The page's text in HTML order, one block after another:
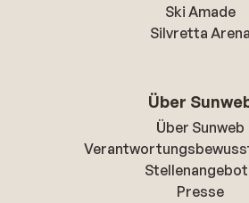
Ski Amade
Silvretta Arena
Über
Über Sunweb
Presse